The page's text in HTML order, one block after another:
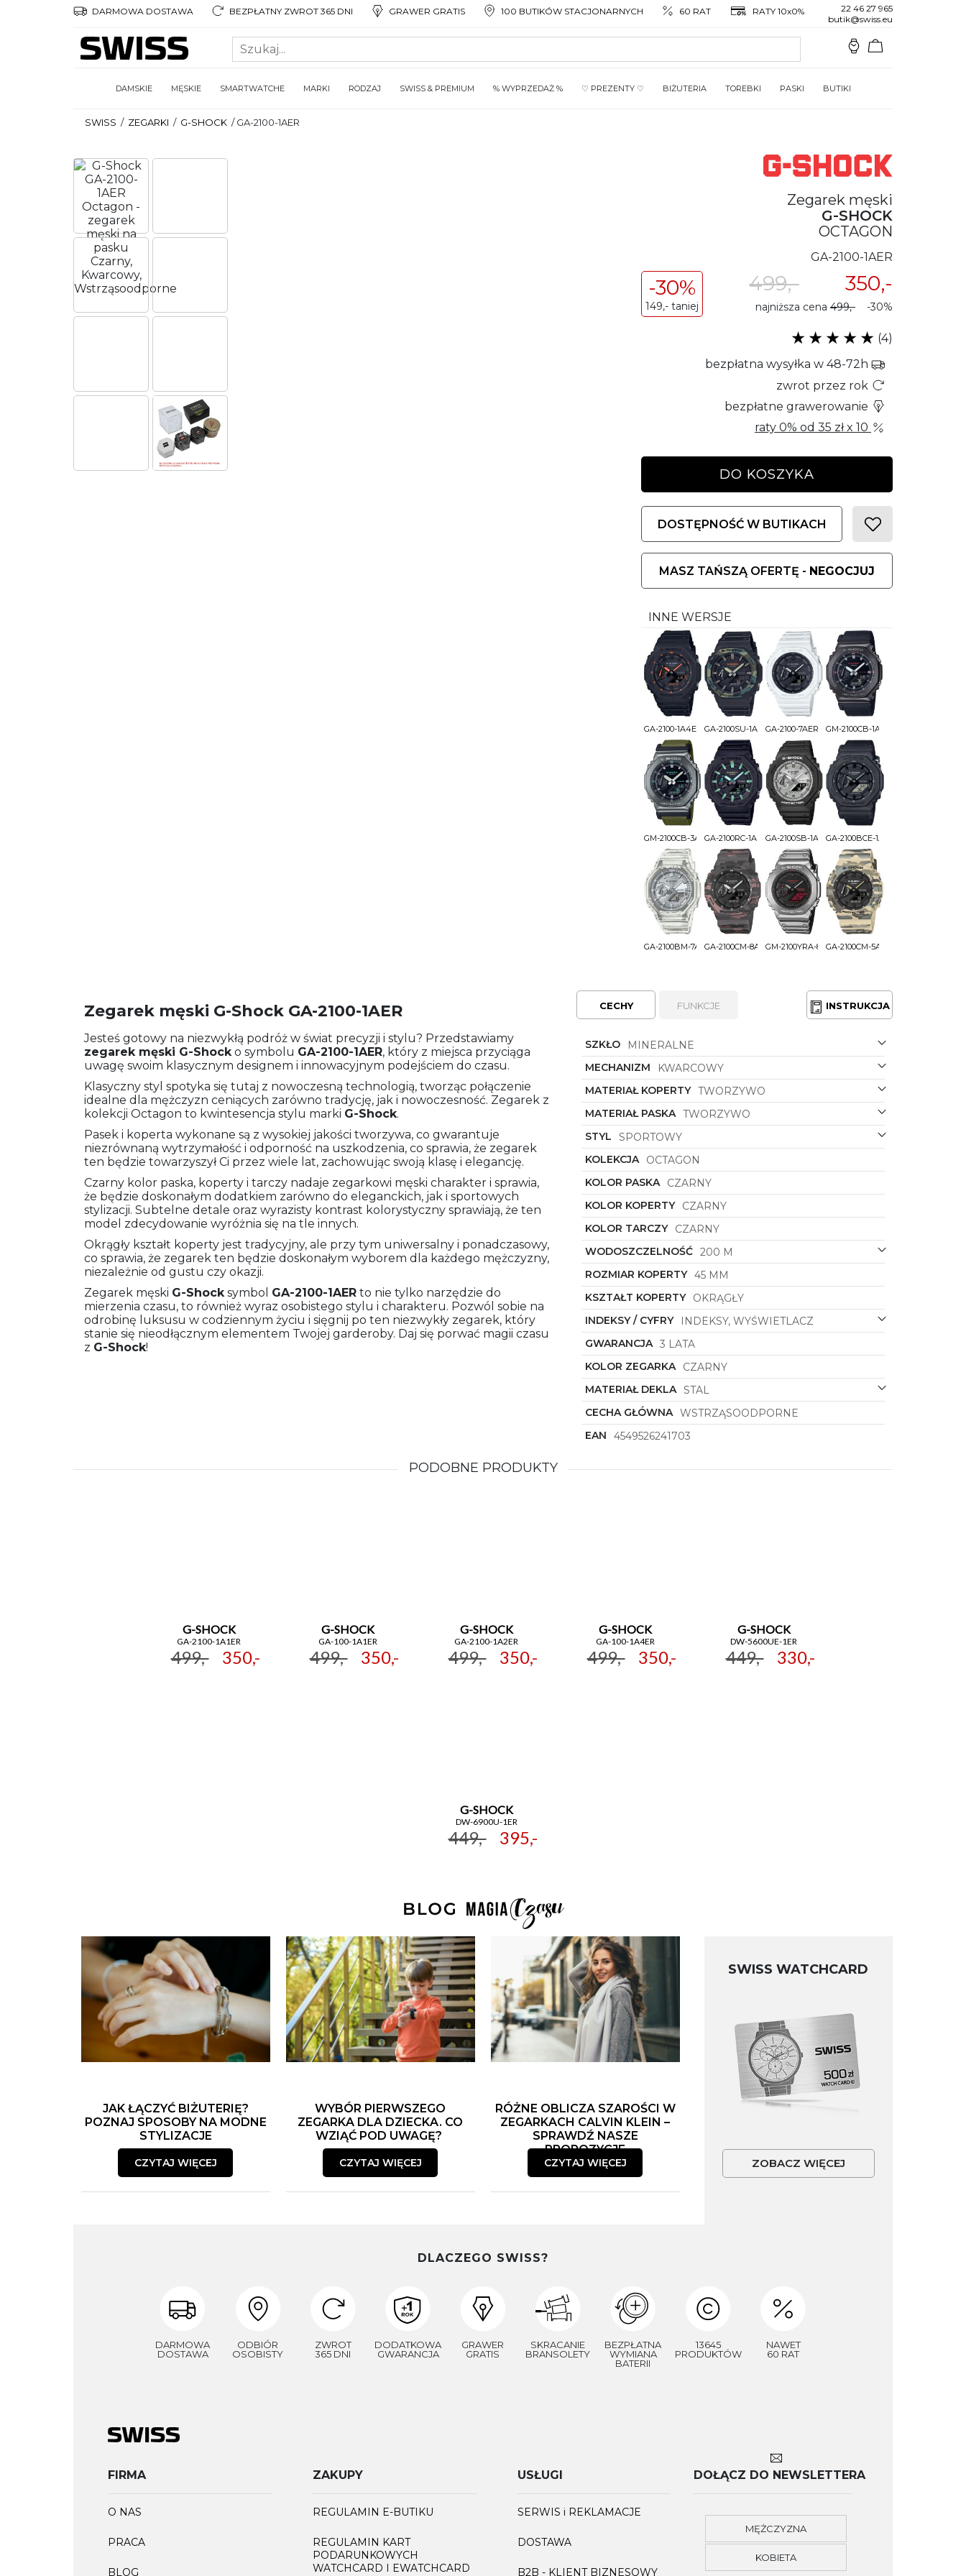
DARMOWA DOSTAWA BEZPŁATNY ZWROT 365 DNI GRAWER GRATIS 100 BUTIKÓW STACJONARNYCH 60 RAT RATY 10x0%
22 46 27 965
butik@swiss.eu
DAMSKIE MĘSKIE SMARTWATCHE MARKI RODZAJ SWISS & PREMIUM % WYPRZEDAŻ % ♡ PREZENTY ♡ BIŻUTERIA TOREBKI PASKI BUTIKI
SWISS / ZEGARKI / G-SHOCK /GA-2100-1AER
Zegarek męski
G-SHOCK
OCTAGON
GA-2100-1AER
350,-
-30%
149,- taniej
499,-
najniższa cena 499,- -30%
(4)
bezpłatna wysyłka w 48-72h
zwrot przez rok
bezpłatne grawerowanie
raty 0% od 35 złx 10
DO KOSZYKA
DOSTĘPNOŚĆ W BUTIKACH
MASZ TAŃSZĄ OFERTĘ - NEGOCJUJ
INNE WERSJE
GA-2100-1A4ER GA-2100SU-1AERGA-2100-7AER GM-2100CB-1AER
GM-2100CB-3AERGA-2100RC-1AERGA-2100SB-1AERGA-2100BCE-1AER
GA-2100BM-7A8ERGA-2100CM-8AERGM-2100YRA-8AERGA-2100CM-5AER
Zegarek męski G-Shock GA-2100-1AER
Jesteś gotowy na niezwykłą podróż w świat precyzji i stylu? Przedstawiamy
zegarek męski G-Shocko symbolu GA-2100-1AER, który z miejsca przyciąga
uwagę swoim klasycznym designem i innowacyjnym podejściem do czasu.
Klasyczny styl spotyka się tutaj z nowoczesną technologią, tworząc połączenie
idealne dla mężczyzn ceniących zarówno tradycję, jak i nowoczesność. Zegarek z
kolekcji Octagon to kwintesencja stylu marki G-Shock.
Pasek i koperta wykonane są z wysokiej jakości tworzywa, co gwarantuje
niezrównaną wytrzymałość i odporność na uszkodzenia, co sprawia, że zegarek
ten będzie towarzyszył Ci przez wiele lat, zachowując swoją klasę i elegancję.
Czarny kolor paska, koperty i tarczy nadaje zegarkowi męski charakter i sprawia,
że będzie doskonałym dodatkiem zarówno do eleganckich, jak i sportowych
stylizacji. Subtelne detale oraz wyrazisty kontrast kolorystyczny sprawiają, że ten
model zdecydowanie wyróżnia się na tle innych.
Okrągły kształt koperty jest tradycyjny, ale przy tym uniwersalny i ponadczasowy,
co sprawia, że zegarek ten będzie doskonałym wyborem dla każdego mężczyzny,
niezależnie od gustu czy okazji.
Zegarek męski G-Shocksymbol GA-2100-1AER to nie tylko narzędzie do
mierzenia czasu, to również wyraz osobistego stylu i charakteru. Pozwól sobie na
odrobinę luksusu w codziennym życiu i sięgnij po ten niezwykły zegarek, który
stanie się nieodłącznym elementem Twojej garderoby. Daj się porwać magii czasu
z G-Shock!
CECHY FUNKCJE INSTRUKCJA
SZKŁO
MINERALNE
MECHANIZM
KWARCOWY
MATERIAŁ KOPERTY TWORZYWO
MATERIAŁ PASKA TWORZYWO
STYL
SPORTOWY
KOLEKCJA
OCTAGON
KOLOR PASKA
CZARNY
KOLOR KOPERTY
CZARNY
KOLOR TARCZY
CZARNY
WODOSZCZELNOŚĆ 200 M
ROZMIAR KOPERTY 45 MM
KSZTAŁT KOPERTY
OKRĄGŁY
INDEKSY / CYFRY
INDEKSY, WYŚWIETLACZ
GWARANCJA 3 LATA
KOLOR ZEGARKA
CZARNY
MATERIAŁ DEKLA STAL
CECHA GŁÓWNA WSTRZĄSOODPORNE
EAN
4549526241703
PODOBNE PRODUKTY
G-SHOCK
GA-2100-1A1ER
499,- 350,-
G-SHOCK
GA-100-1A1ER
499,- 350,-
G-SHOCK
GA-2100-1A2ER
499,- 350,-
G-SHOCK
GA-100-1A4ER
499,- 350,-
G-SHOCK
DW-5600UE-1ER
449,- 330,-
G-SHOCK
DW-6900U-1ER
449,- 395,-
JAK ŁĄCZYĆ BIŻUTERIĘ?
POZNAJ SPOSOBY NA MODNE
STYLIZACJE
CZYTAJ WIĘCEJ
WYBÓR PIERWSZEGO
ZEGARKA DLA DZIECKA. CO
WZIĄĆ POD UWAGĘ?
CZYTAJ WIĘCEJ
RÓŻNE OBLICZA SZAROŚCI W
ZEGARKACH CALVIN KLEIN –
SPRAWDŹ NASZE
PROPOZYCJE
CZYTAJ WIĘCEJ
SWISS WATCHCARD
ZOBACZ WIĘCEJ
DLACZEGO SWISS?
DARMOWA
DOSTAWA
ODBIÓR
OSOBISTY
ZWROT
365 DNI
DODATKOWA
GWARANCJA
GRAWER
GRATIS
SKRACANIE
BRANSOLETY
BEZPŁATNA
WYMIANA
BATERII
13645
PRODUKTÓW
NAWET
60 RAT
FIRMA
O NAS
PRACA
BLOG
ZAKUPY
REGULAMIN E-BUTIKU
REGULAMIN KART
PODARUNKOWYCH
WATCHCARD I EWATCHCARD
USŁUGI
SERWIS i REKLAMACJE
DOSTAWA
B2B - KLIENT BIZNESOWY
DOŁĄCZ DO NEWSLETTERA
MĘŻCZYZNA
KOBIETA